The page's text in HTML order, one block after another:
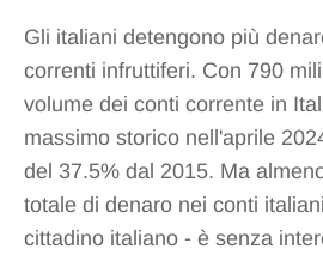
Gli italiani detengono più
correnti infruttiferi. Con 790
volume dei conti corrente in
massimo storico nell'aprile
del 37.5% dal 2015. Ma
totale di denaro nei conti
cittadino italiano - è senza